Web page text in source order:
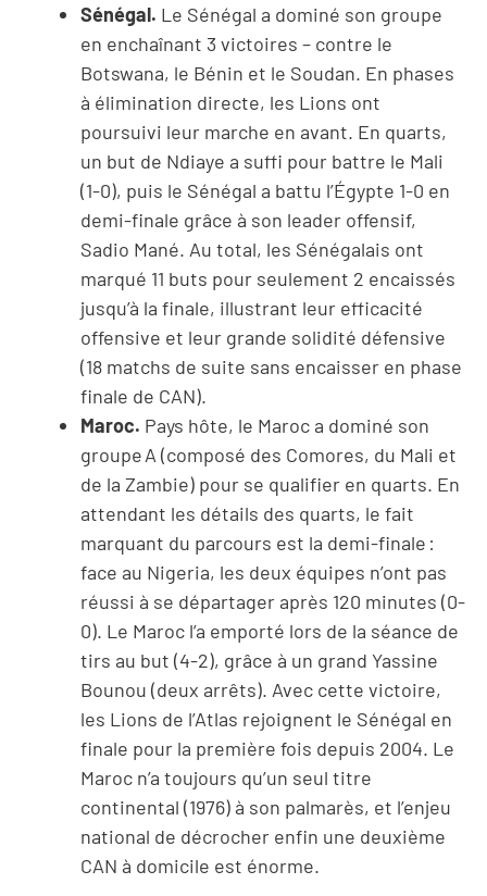
Sénégal. Le Sénégal a dominé son groupe
en enchaînant 3 victoires – contre le
Botswana, le Bénin et le Soudan. En phases
à élimination directe, les Lions ont
poursuivi leur marche en avant. En quarts,
un but de Ndiaye a suffi pour battre le Mali
(1-0), puis le Sénégal a battu l’Égypte 1-0 en
demi-finale grâce à son leader offensif,
Sadio Mané. Au total, les Sénégalais ont
marqué 11 buts pour seulement 2 encaissés
jusqu’à la finale, illustrant leur efficacité
offensive et leur grande solidité défensive
(18 matchs de suite sans encaisser en phase
finale de CAN).
Maroc. Pays hôte, le Maroc a dominé son
groupe A (composé des Comores, du Mali et
de la Zambie) pour se qualifier en quarts. En
attendant les détails des quarts, le fait
marquant du parcours est la demi-finale :
face au Nigeria, les deux équipes n’ont pas
réussi à se départager après 120 minutes (0-
0). Le Maroc l’a emporté lors de la séance de
tirs au but (4-2), grâce à un grand Yassine
Bounou (deux arrêts). Avec cette victoire,
les Lions de l’Atlas rejoignent le Sénégal en
finale pour la première fois depuis 2004. Le
Maroc n’a toujours qu’un seul titre
continental (1976) à son palmarès, et l’enjeu
national de décrocher enfin une deuxième
CAN à domicile est énorme.